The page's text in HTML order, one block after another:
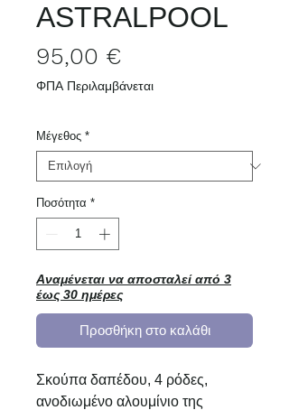
ASTRALPOOL
95,00 €
ΦΠΑ Περιλαμβάνεται
Μέγεθος *
Ποσότητα *
Αναμένεται να αποσταλεί από 3
έως 30 ημέρες
Προσθήκη στο καλάθι
Σκούπα δαπέδου, 4 ρόδες,
ανοδιωμένο αλουμίνιο της